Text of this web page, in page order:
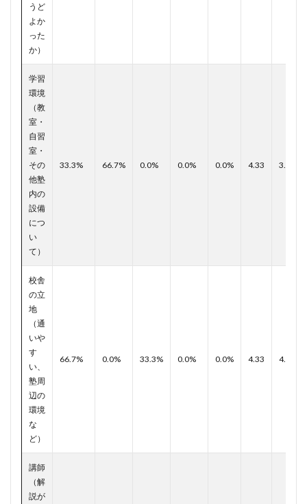
うど
よか
った
か）
学習
環境
（教
室・
自習
室・
その
他塾
内の
設備
につ
い
て）
33.3% 66.7% 0.0% 0.0% 0.0% 4.33 3.98
校舎
の立
地
（通
いや
す
い、
塾周
辺の
環境
な
ど）
66.7% 0.0% 33.3% 0.0% 0.0% 4.33 4.05
講師
（解
説が